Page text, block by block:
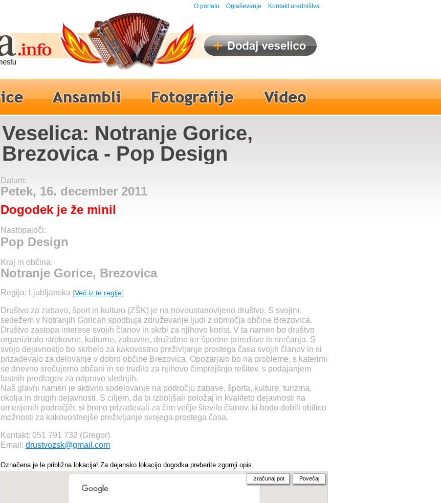
O portalu Oglaševanje Kontakt uredništva
Veselica: Notranje Gorice,
Brezovica - Pop Design
Datum:
Petek, 16. december 2011
Dogodek je že minil
Nastopajoči:
Pop Design
Kraj in občina:
Notranje Gorice, Brezovica
Regija: Ljubljanska [Več iz te regije]
Društvo za zabavo, šport in kulturo (ZŠK) je na novoustanovljeno društvo. S svojim
sedežem v Notranjih Goricah spodbuja združevanje ljudi z območja občine Brezovica.
Društvo zastopa interese svojih članov in skrbi za njihovo korist. V ta namen bo društvo
organiziralo strokovne, kulturne, zabavne, družabne ter športne prireditve in srečanja. S
svojo dejavnostjo bo skrbelo za kakovostno preživljanje prostega časa svojih članov in si
prizadevalo za delovanje v dobro občine Brezovica. Opozarjalo bo na probleme, s katerimi
se dnevno srečujemo občani in se trudilo za njihovo čimprejšnjo rešitev, s podajanjem
lastnih predlogov za odpravo slednjih.
Naš glavni namen je aktivno sodelovanje na področju zabave, športa, kulture, turizma,
okolja in drugih dejavnosti. S ciljem, da bi izboljšali položaj in kvaliteto dejavnosti na
omenjenih področjih, si bomo prizadevali za čim večje število članov, ki bodo dobili obilico
možnosti za kakovostnejše preživljanje svojega prostega časa.
Kontakt: 051 791 732 (Gregor)
Email: drustvozsk@gmail.com
Označena je le približna lokacija! Za dejansko lokacijo dogodka preberite zgornji opis.
Izračunaj pot Povečaj